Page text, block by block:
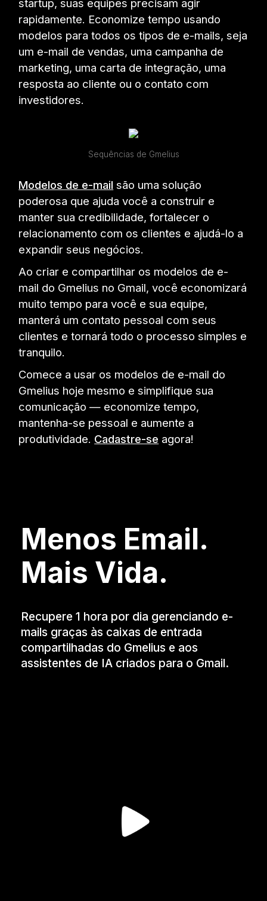
startup, suas equipes precisam agir
rapidamente. Economize tempo usando
modelos para todos os tipos de e-mails, seja
um e-mail de vendas, uma campanha de
marketing, uma carta de integração, uma
resposta ao cliente ou o contato com
investidores.
Sequências de Gmelius
Modelos de e-mail são uma solução
poderosa que ajuda você a construir e
manter sua credibilidade, fortalecer o
relacionamento com os clientes e ajudá-lo a
expandir seus negócios.
Ao criar e compartilhar os modelos de e-
mail do Gmelius no Gmail, você economizará
muito tempo para você e sua equipe,
manterá um contato pessoal com seus
clientes e tornará todo o processo simples e
tranquilo.
Comece a usar os modelos de e-mail do
Gmelius hoje mesmo e simplifique sua
comunicação — economize tempo,
mantenha-se pessoal e aumente a
produtividade. Cadastre-se agora!
Menos Email.
Mais Vida.
Recupere 1 hora por dia gerenciando e-
mails graças às caixas de entrada
compartilhadas do Gmelius e aos
assistentes de IA criados para o Gmail.